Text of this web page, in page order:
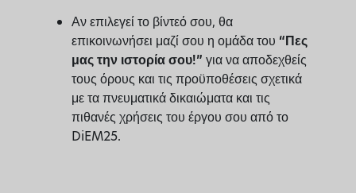
ART HAS THE POWER TO
MOVE PEOPLE AND SO DO
YOU!
Αν επιλεγεί το βίντεό σου, θα
επικοινωνήσει μαζί σου η ομάδα του “Πες
μας την ιστορία σου!” για να αποδεχθείς
τους όρους και τις προϋποθέσεις σχετικά
με τα πνευματικά δικαιώματα και τις
πιθανές χρήσεις του έργου σου από το
DiEM25.